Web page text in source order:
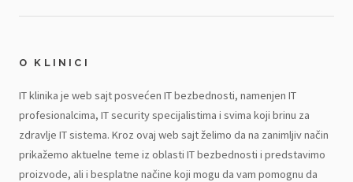
O KLINICI
IT klinika je web sajt posvećen IT bezbednosti, namenjen IT
profesionalcima, IT security specijalistima i svima koji brinu za
zdravlje IT sistema. Kroz ovaj web sajt želimo da na zanimljiv način
prikažemo aktuelne teme iz oblasti IT bezbednosti i predstavimo
proizvode, ali i besplatne načine koji mogu da vam pomognu da